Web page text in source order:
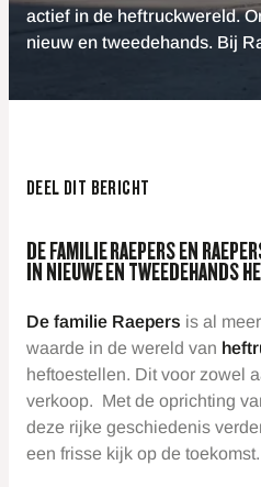
actief in de heftruckwereld.
nieuw en tweedehands. Bij
DEEL DIT BERICHT
DE FAMILIE RAEPERS EN
IN NIEUWE EN TWEEDEHANDS
De familie Raepers is al
waarde in de wereld van
heftoestellen. Dit voor zowel
verkoop. Met de oprichting
deze rijke geschiedenis
een frisse kijk op de toekomst.